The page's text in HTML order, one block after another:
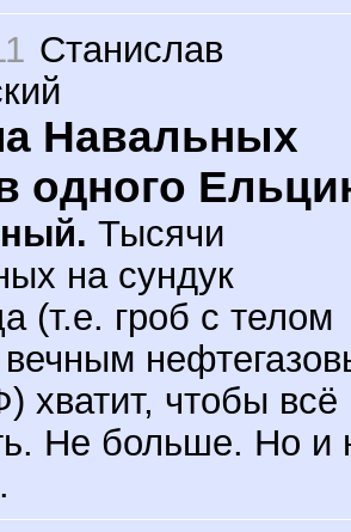
Станислав
Навальных
одного
Тысячи
на сундук
(т.е. гроб с телом
хватит, чтобы всё
Не больше. Но и